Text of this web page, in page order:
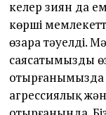
келер зиян да
көрші
өзара тәуелді.
саясатымызды
отырғанымызда
агрессиялық